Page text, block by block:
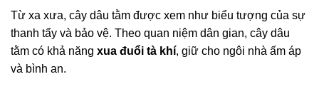
Từ xa xưa, cây dâu tằm được xem như biểu tượng của sự
thanh tẩy và bảo vệ. Theo quan niệm dân gian, cây dâu
tằm có khả năng xua đuổi tà khí, giữ cho ngôi nhà ấm áp
và bình an.